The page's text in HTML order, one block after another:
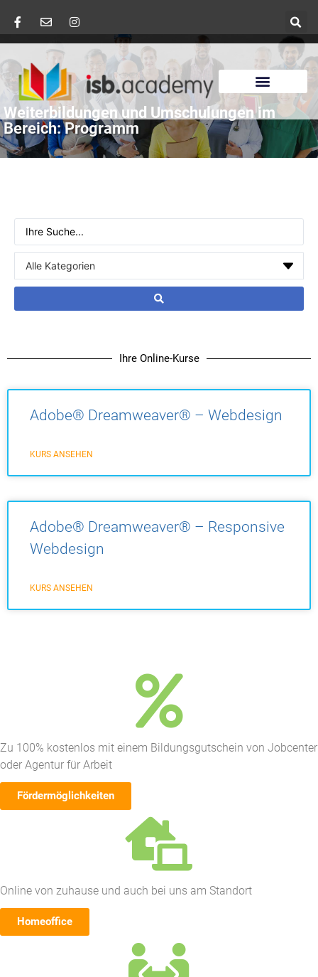
Weiterbildungen und Umschulungen im
Bereich: Programm
Ihre Online-Kurse
Adobe® Dreamweaver® – Webdesign
KURS ANSEHEN
Adobe® Dreamweaver® – Responsive
Webdesign
KURS ANSEHEN
Zu 100% kostenlos mit einem Bildungsgutschein von Jobcenter
oder Agentur für Arbeit
Fördermöglichkeiten
Online von zuhause und auch bei uns am Standort
Homeoffice